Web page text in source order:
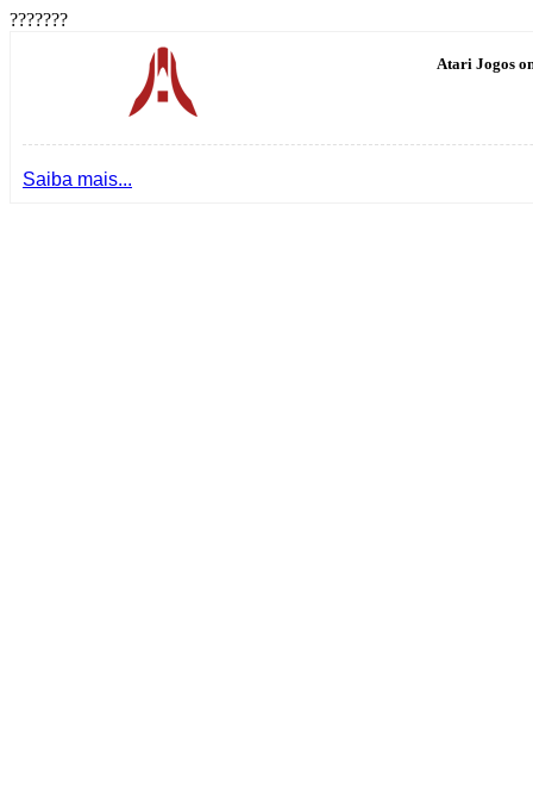
???????
Atari Jogos
Saiba mais...